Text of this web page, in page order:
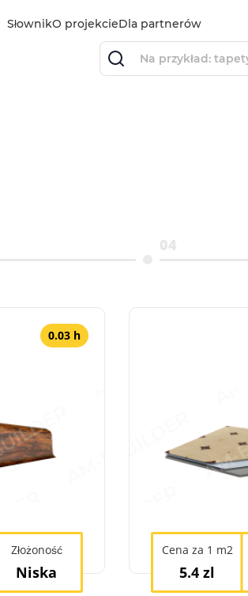
SłownikO projekcieDla partnerów
04
0.03 h
Złożoność
Niska
Cena za 1 m2
5.4 zl